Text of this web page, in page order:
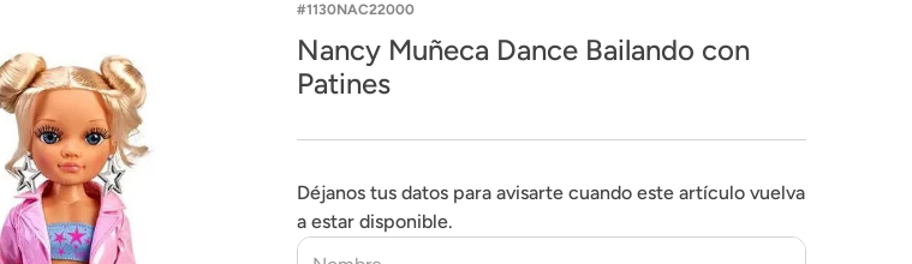
1130NAC22000
Nancy Muñeca Dance Bailando con
Patines
Déjanos tus datos para avisarte cuando este artículo vuelva
a estar disponible.